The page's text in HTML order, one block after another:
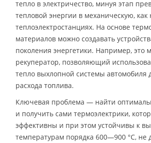
тепло в электричество, минуя этап
тепловой энергии в механическую,
теплоэлектростанциях. На основе
материалов можно создавать
поколения энергетики. Например, это
рекуператор, позволяющий
тепло выхлопной системы автомобиля
расхода топлива.
Ключевая проблема — найти
и получить сами термоэлектрики,
эффективны и при этом устойчивы к
температурам порядка 600—900 °C, не